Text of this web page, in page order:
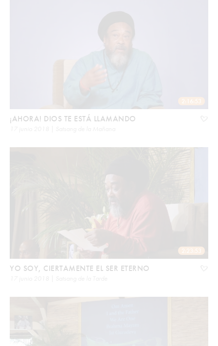
2:16:53
¡AHORA! DIOS TE ESTÁ LLAMANDO
2:23:53
YO SOY, CIERTAMENTE EL SER ETERNO